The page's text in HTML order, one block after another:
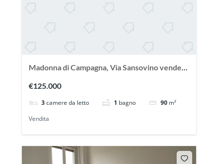
Madonna di Campagna, Via Sansovino vendesi
€125.000
3camere da letto 1 bagno 90 m²
Vendita